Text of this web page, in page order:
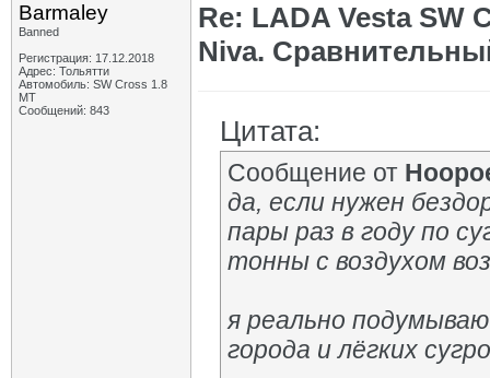
Barmaley
Banned
Регистрация: 17.12.2018
Адрес: Тольятти
Автомобиль: SW Cross 1.8
MТ
Сообщений: 843
Re: LADA Vesta SW
Niva.
Цитата:
Сообщение от
да, если нужен
пары раз в году по
тонны с воздухом
я реально
города и лёгких